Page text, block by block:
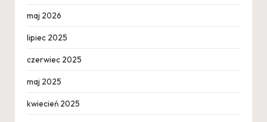
maj 2026
lipiec 2025
czerwiec 2025
maj 2025
kwiecień 2025